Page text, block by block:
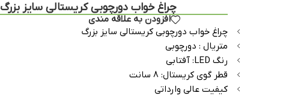
چراغ خواب دورچوبی کریستالی سایز بزرگ
افزودن به علاقه مندی
چراغ خواب دورچوبی کریستالی سایز بزرگ
متریال : دورچوبی
رنگ LED: آفتابی
قطر گوی کریستال: 8 سانت
کیفیت عالی وارداتی